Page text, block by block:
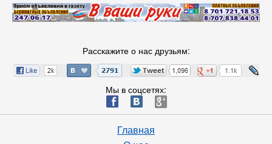
Расскажите о нас друзьям:
Мы в соцсетях:
ä æ è
Главная